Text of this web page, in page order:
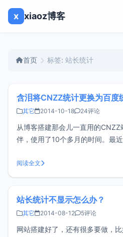
x xiaoz博客
首页 标签: 站长统计
含泪将CNZZ统计更换为百度
其它 2014-10-18 24评论
从博客搭建那会儿一直用的
伴，使用了10个多月的时间。最
站长统计工具都会对网站速度造
据我们又不得不使用，在几次的
阅读全文
站长统计不显示怎么办？
其它 2014-08-12 5评论
网站搭建好了，还有很多要做，